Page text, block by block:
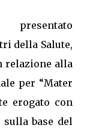
della Salute,
relazione alla
per “Mater
erogato con
base del